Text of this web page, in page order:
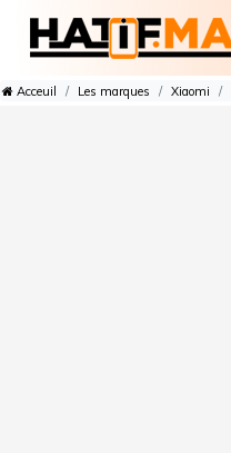
Acceuil Les marques Xiaomi